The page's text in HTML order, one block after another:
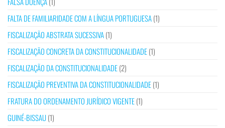
FALTA DE FAMILIARIDADE COM A LÍNGUA PORTUGUESA(1)
FISCALIZAÇÃO ABSTRATA SUCESSIVA(1)
FISCALIZAÇÃO CONCRETA DA CONSTITUCIONALIDADE(1)
FISCALIZAÇÃO DA CONSTITUCIONALIDADE(2)
FISCALIZAÇÃO PREVENTIVA DA CONSTITUCIONALIDADE(1)
FRATURA DO ORDENAMENTO JURÍDICO VIGENTE(1)
GUINÉ-BISSAU(1)